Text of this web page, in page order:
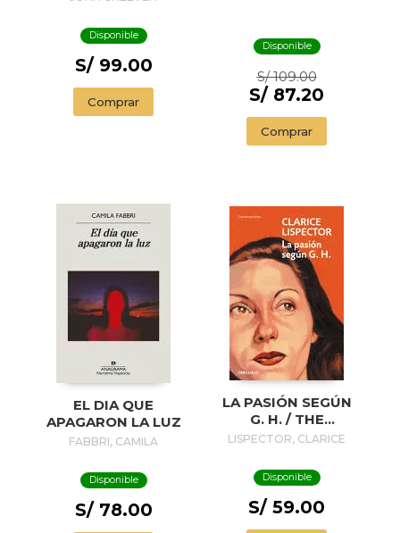
SWIMMER AND
OTHER STORIES (
ILLUSTRADED
Disponible
S/ 99.00
Comprar
Disponible
S/ 109.00
S/ 87.20
Comprar
EL DIA QUE
APAGARON LA LUZ
FABBRI, CAMILA
Disponible
S/ 78.00
LA PASIÓN SEGÚN
G. H. / THE
PASSION
H.
LISPECTOR, CLARICE
Disponible
S/ 59.00